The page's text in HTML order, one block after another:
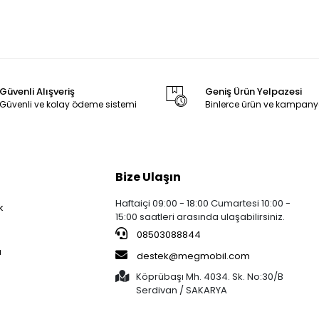
Alışveriş
ve kolay ödeme sistemi
Geniş Ürün Yelpazesi
Binlerce ürün ve
Bize Ulaşın
Haftaiçi 09:00 - 18:00 Cumartesi 10:00 -
15:00 saatleri arasında ulaşabilirsiniz.
08503088844
destek@megmobil.com
Köprübaşı Mh. 4034. Sk. No:30/B
Serdivan / SAKARYA